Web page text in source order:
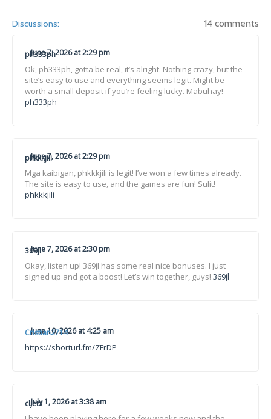
Discussions: 14 comments
ph333ph
June 7, 2026 at 2:29 pm
Ok, ph333ph, gotta be real, it’s alright. Nothing crazy, but the
site’s easy to use and everything seems legit. Might be
worth a small deposit if you’re feeling lucky. Mabuhay!
ph333ph
phkkkjili
June 7, 2026 at 2:29 pm
Mga kaibigan, phkkkjili is legit! I’ve won a few times already.
The site is easy to use, and the games are fun! Sulit!
phkkkjili
369jl
June 7, 2026 at 2:30 pm
Okay, listen up! 369jl has some real nice bonuses. I just
signed up and got a boost! Let’s win together, guys! 369jl
Cristian2714
June 10, 2026 at 4:25 am
https://shorturl.fm/ZFrDP
cljetx
July 1, 2026 at 3:38 am